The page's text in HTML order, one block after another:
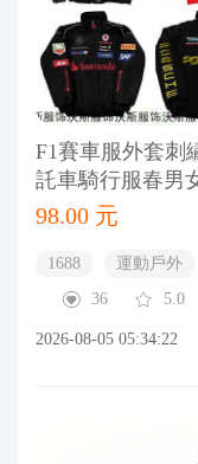
F1賽車服外套刺
託車騎行服春男
98.00 元
1688 運動戶外
36
5.0
2026-08-05 05:34:22